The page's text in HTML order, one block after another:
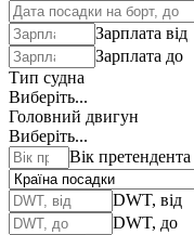
Зарплата від
Зарплата до
Тип судна
Виберіть...
Головний двигун
Виберіть...
Вік претендента
DWT, від
DWT, до